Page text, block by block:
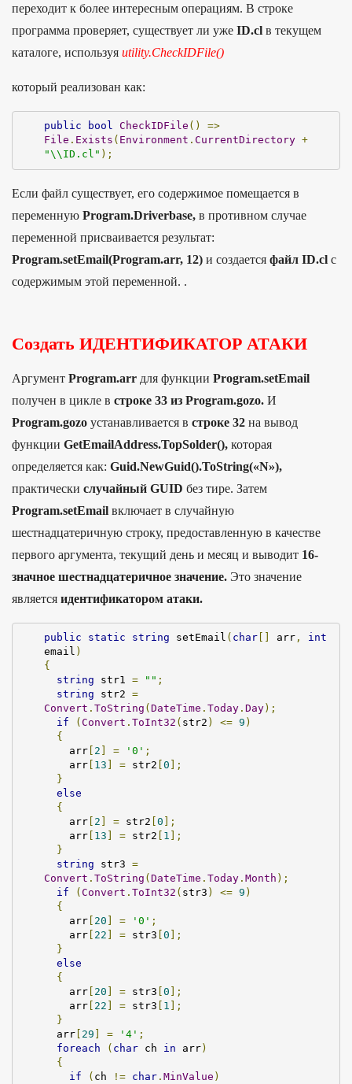
переходит к более интересным операциям. В строке
программа проверяет, существует ли уже ID.cl в текущем
каталоге, используя utility.CheckIDFile()
который реализован как:
public bool CheckIDFile ()
=>
File . Exists ( Environment . CurrentDirectory +
"\\ID.cl" );
Если файл существует, его содержимое помещается в
переменную Program.Driverbase, в противном случае
переменной присваивается результат:
Program.setEmail(Program.arr, 12) и создается файл ID.cl с
содержимым этой переменной. .
Создать ИДЕНТИФИКАТОР АТАКИ
Аргумент Program.arr для функции Program.setEmail
получен в цикле в строке 33 из Program.gozo. И
Program.gozo устанавливается в строке 32 на вывод
функции GetEmailAddress.TopSolder(), которая
определяется как: Guid.NewGuid().ToString(«N»),
практически случайный GUID без тире. Затем
Program.setEmail включает в случайную
шестнадцатеричную строку, предоставленную в качестве
первого аргумента, текущий день и месяц и выводит 16-
значное шестнадцатеричное значение. Это значение
является идентификатором атаки.
public static string setEmail ( char arr ,
int
email )
{
string str1 = "" ;
string str2 =
Convert . ToString ( DateTime . Today . Day);
if
( Convert . ToInt32 ( str2 ) <= 9 )
{
    arr
2 = '0' ;
    arr
13 = str2 0 ];
}
else
{
    arr
2 = str2 0 ];
    arr
13 = str2 1 ];
}
string str3 =
Convert . ToString ( DateTime . Today . Month );
if
( Convert . ToInt32 ( str3 ) <= 9 )
{
    arr
20 = '0' ;
    arr
22 = str3 0 ];
}
else
{
    arr
20 = str3 0 ];
    arr
22 = str3 1 ];
}
  arr
29 = '4' ;
foreach
( char ch in arr)
{
if
( ch != char . MinValue )